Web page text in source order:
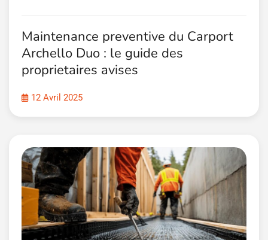
Maintenance preventive du Carport
Archello Duo : le guide des
proprietaires avises
12 Avril 2025